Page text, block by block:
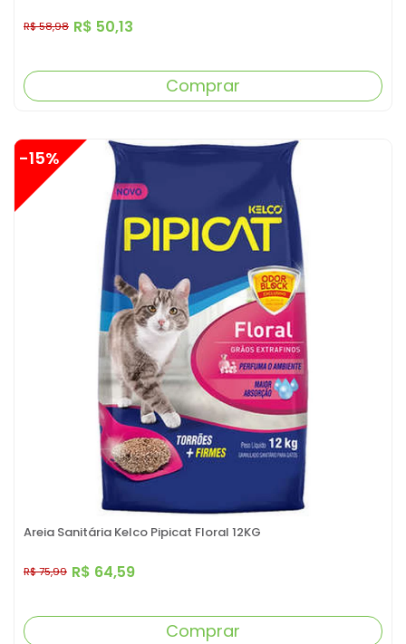
R$ 50,13
R$ 58,98
Comprar
Areia Sanitária Kelco Pipicat Floral 12KG
R$ 64,59
R$ 75,99
-15%
Comprar